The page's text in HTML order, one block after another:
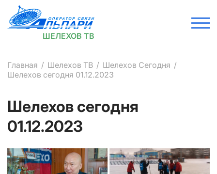
ШЕЛЕХОВ ТВ
Главная Шелехов ТВ
Шелехов Сегодня
Шелехов сегодня 01.12.2023
Шелехов сегодня
01.12.2023